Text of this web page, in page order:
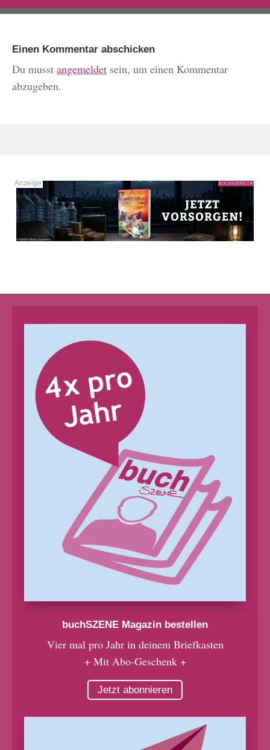
Einen Kommentar abschicken
Du musst angemeldet sein, um einen Kommentar
abzugeben.
buchSZENE Magazin bestellen
Vier mal pro Jahr in deinem Briefkasten
+ Mit Abo-Geschenk +
Jetzt abonnieren